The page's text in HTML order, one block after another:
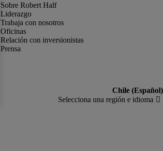
Sobre Robert Half
Liderazgo
Trabaja con nosotros
Oficinas
Relación con inversionistas
Prensa